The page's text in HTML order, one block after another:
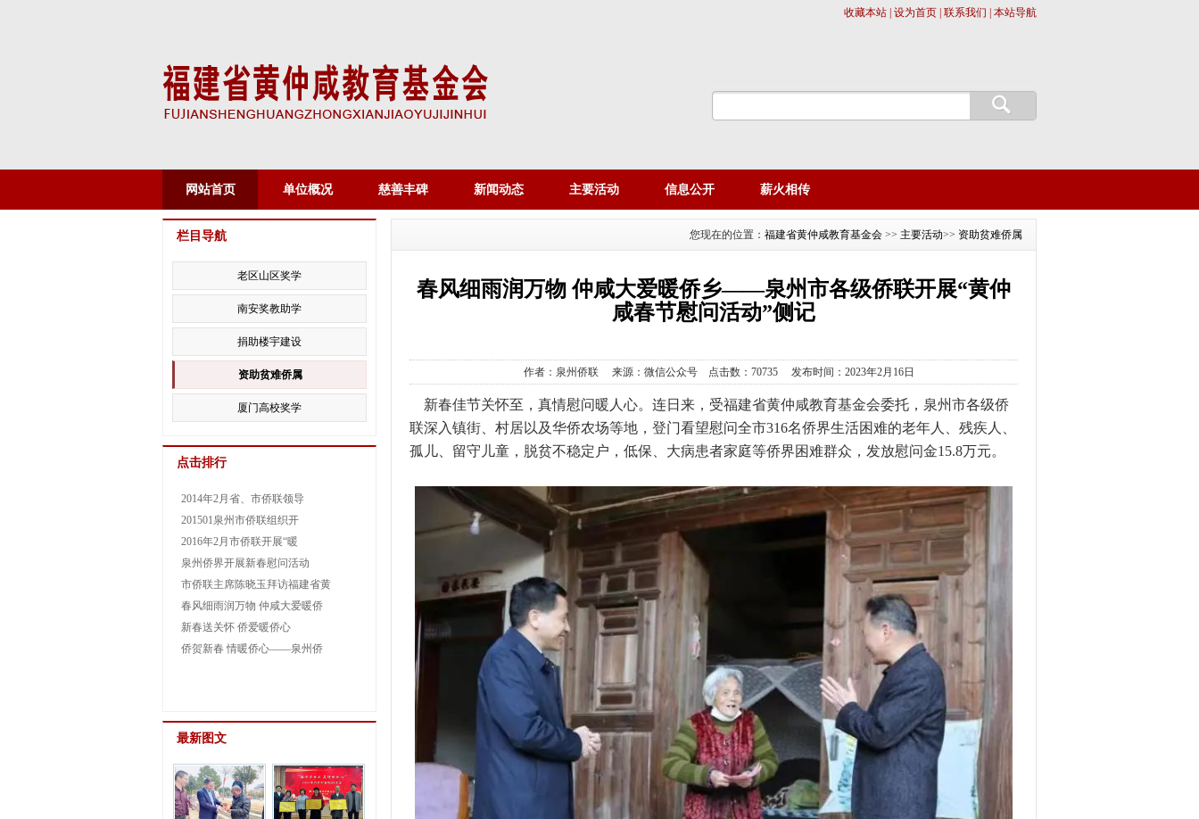
收藏本站 | 设为首页 | 联系我们 | 本站导航
网站首页 单位概况 慈善丰碑 新闻动态 主要活动 信息公开 薪火相传
您现在的位置： 福建省黄仲咸教育基金会 >> 主要活动>> 资助贫难侨属
春风细雨润万物 仲咸大爱暖侨乡——泉州市各级侨联开展“黄仲
咸春节慰问活动”侧记
作者：泉州侨联 来源：微信公众号 点击数：70735 发布时间：2023年2月16日
新春佳节关怀至，真情慰问暖人心。连日来，受福建省黄仲咸教育基金会委托，泉州市各级侨
联深入镇街、村居以及华侨农场等地，登门看望慰问全市316名侨界生活困难的老年人、残疾人、
孤儿、留守儿童，脱贫不稳定户，低保、大病患者家庭等侨界困难群众，发放慰问金15.8万元。
栏目导航
老区山区奖学
南安奖教助学
捐助楼宇建设
资助贫难侨属
厦门高校奖学
点击排行
2014年2月省、市侨联领导
201501泉州市侨联组织开
2016年2月市侨联开展“暖
泉州侨界开展新春慰问活动
市侨联主席陈晓玉拜访福建省黄
春风细雨润万物 仲咸大爱暖侨
新春送关怀 侨爱暖侨心
侨贺新春 情暖侨心——泉州侨
最新图文